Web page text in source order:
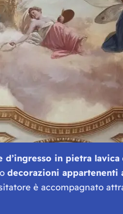
d’ingresso in pietra lavica
decorazioni appartenenti
è accompagnato